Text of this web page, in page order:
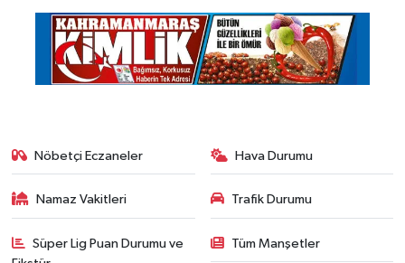
Nöbetçi Eczaneler Hava Durumu
Namaz Vakitleri Trafik Durumu
Süper Lig Puan Durumu ve
Tüm Manşetler